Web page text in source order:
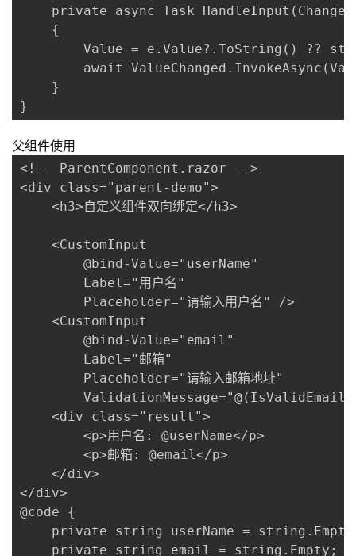
private async Task
    {
Value = e.Value?.ToString() ??
await
    }
}
父组件使用
<!-- ParentComponent.razor -->
<div class="parent-demo">
    <h3>自定义组件双向绑定</h3>
    <CustomInput
        @bind-Value="userName"
        Label="用户名"
        Placeholder="请输入用户名" />
    <CustomInput
        @bind-Value="email"
        Label="邮箱"
        Placeholder="请输入邮箱地址"
ValidationMessage="@(IsValidEmail ?
    <div class="result">
        <p>用户名: @userName</p>
        <p>邮箱: @email</p>
    </div>
</div>
@code {
private string userName =
    private string email = string.Empty;